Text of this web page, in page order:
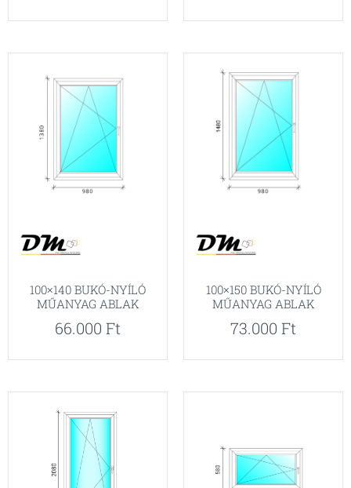
100×140 BUKÓ-NYÍLÓ
MŰANYAG ABLAK
66.000 Ft
100×150 BUKÓ-NYÍLÓ
MŰANYAG ABLAK
73.000 Ft